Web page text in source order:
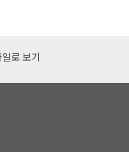
로 보기